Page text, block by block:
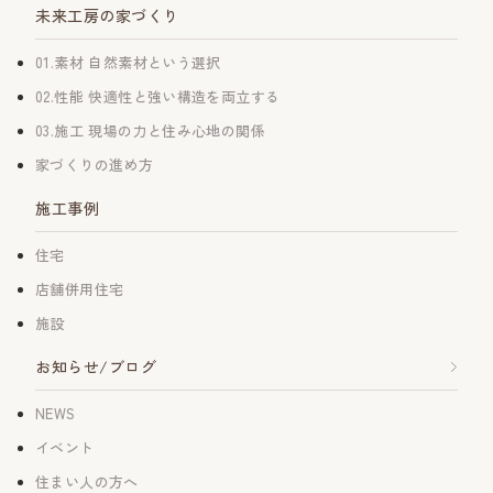
未来工房の家づくり
01.素材 自然素材という選択
02.性能 快適性と強い構造を両立する
03.施工 現場の力と住み心地の関係
家づくりの進め方
施工事例
住宅
店舗併用住宅
施設
お知らせ/ブログ
NEWS
イベント
住まい人の方へ